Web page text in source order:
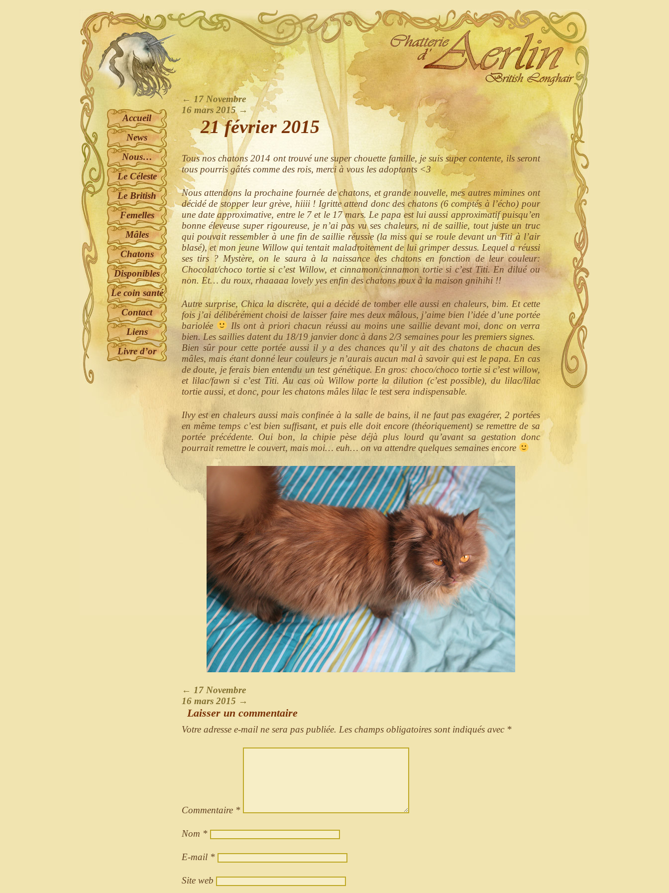
← 17 Novembre
16 mars 2015 →
21 février 2015
Tous nos chatons 2014 ont trouvé une super chouette famille, je suis super contente, ils seront
tous pourris gâtés comme des rois, merci à vous les adoptants <3
Nous attendons la prochaine fournée de chatons, et grande nouvelle, mes autres mimines ont
décidé de stopper leur grève, hiiii ! Igritte attend donc des chatons (6 comptés à l’écho) pour
une date approximative, entre le 7 et le 17 mars. Le papa est lui aussi approximatif puisqu’en
bonne éleveuse super rigoureuse, je n’ai pas vu ses chaleurs, ni de saillie, tout juste un truc
qui pouvait ressembler à une fin de saillie réussie (la miss qui se roule devant un Titi à l’air
blasé), et mon jeune Willow qui tentait maladroitement de lui grimper dessus. Lequel a réussi
ses tirs ? Mystère, on le saura à la naissance des chatons en fonction de leur couleur:
Chocolat/choco tortie si c’est Willow, et cinnamon/cinnamon tortie si c’est Titi. En dilué ou
non. Et… du roux, rhaaaaa lovely yes enfin des chatons roux à la maison gnihihi !!
Autre surprise, Chica la discrète, qui a décidé de tomber elle aussi en chaleurs, bim. Et cette
fois j’ai délibérément choisi de laisser faire mes deux mâlous, j’aime bien l’idée d’une portée
bariolée
Ils ont à priori chacun réussi au moins une saillie devant moi, donc on verra
bien. Les saillies datent du 18/19 janvier donc à dans 2/3 semaines pour les premiers signes.
Bien sûr pour cette portée aussi il y a des chances qu’il y ait des chatons de chacun des
mâles, mais étant donné leur couleurs je n’aurais aucun mal à savoir qui est le papa. En cas
de doute, je ferais bien entendu un test génétique. En gros: choco/choco tortie si c’est willow,
et lilac/fawn si c’est Titi. Au cas où Willow porte la dilution (c’est possible), du lilac/lilac
tortie aussi, et donc, pour les chatons mâles lilac le test sera indispensable.
Ilvy est en chaleurs aussi mais confinée à la salle de bains, il ne faut pas exagérer, 2 portées
en même temps c’est bien suffisant, et puis elle doit encore (théoriquement) se remettre de sa
portée précédente. Oui bon, la chipie pèse déjà plus lourd qu’avant sa gestation donc
pourrait remettre le couvert, mais moi… euh… on va attendre quelques semaines encore
← 17 Novembre
16 mars 2015 →
Laisser un commentaire
Votre adresse e-mail ne sera pas publiée. Les champs obligatoires sont indiqués avec *
Commentaire *
Nom *
E-mail *
Site web
Accueil
News
Nous…
Le Céleste
Le British
Femelles
Mâles
Chatons
Disponibles
Le coin santé
Contact
Liens
Livre d’or